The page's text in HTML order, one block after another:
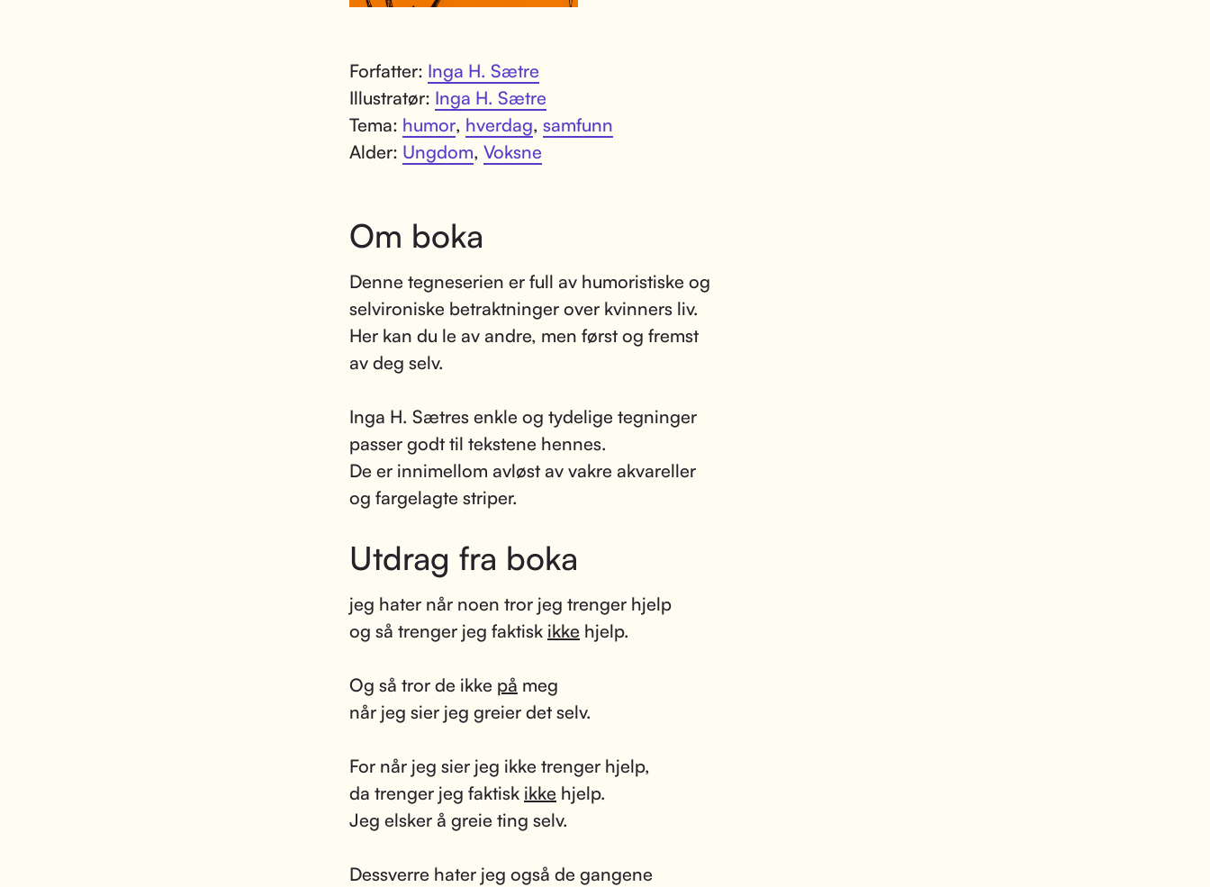
Forfatter: Inga H. Sætre
Illustratør: Inga H. Sætre
Tema: humor, hverdag, samfunn
Alder: Ungdom, Voksne
Om boka
Denne tegneserien er full av humoristiske og
selvironiske betraktninger over kvinners liv.
Her kan du le av andre, men først og fremst
av deg selv.
Inga H. Sætres enkle og tydelige tegninger
passer godt til tekstene hennes.
De er innimellom avløst av vakre akvareller
og fargelagte striper.
Utdrag fra boka
jeg hater når noen tror jeg trenger hjelp
og så trenger jeg faktisk ikke hjelp.
Og så tror de ikke på meg
når jeg sier jeg greier det selv.
For når jeg sier jeg ikke trenger hjelp,
da trenger jeg faktisk ikke hjelp.
Jeg elsker å greie ting selv.
Dessverre hater jeg også de gangene